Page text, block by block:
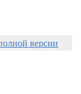
версии